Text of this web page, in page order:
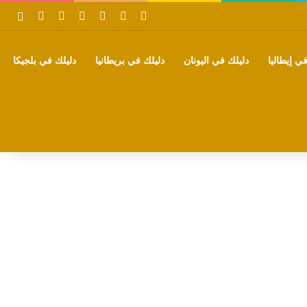
فيسبوك بينتيريست‫YouTube
تيلقرام واتساب
إيطاليا دليلك في اليونان دليلك في بريطانيا دليلك في بلجيكا